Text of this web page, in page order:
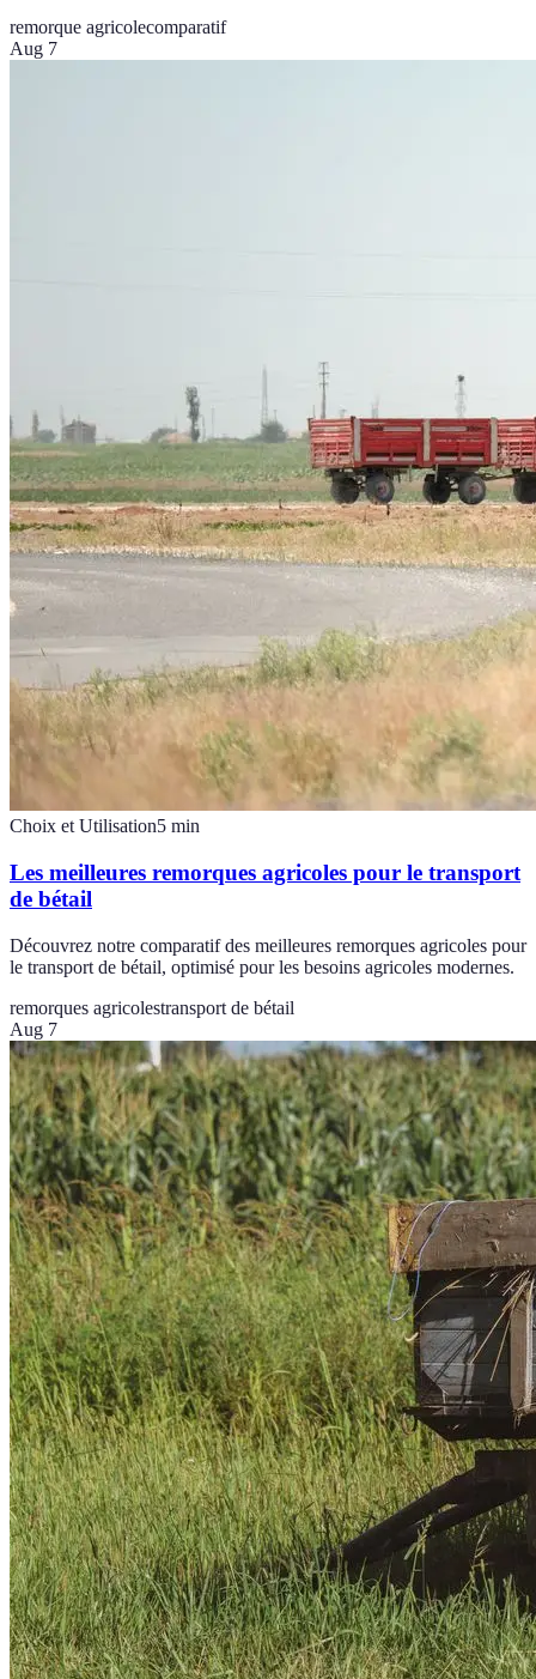
remorque agricolecomparatif
Aug 7
Choix et Utilisation5 min
Les meilleures remorques agricoles pour le transport
de bétail
Découvrez notre comparatif des meilleures remorques agricoles pour
le transport de bétail, optimisé pour les besoins agricoles modernes.
remorques agricolestransport de bétail
Aug 7